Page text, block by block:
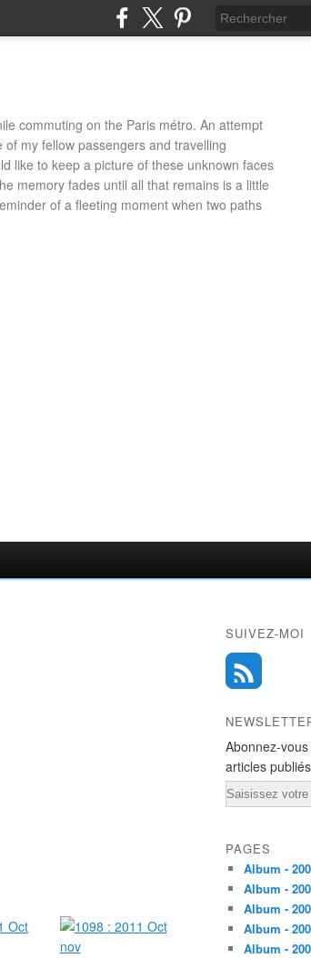
commuting on the Paris métro. An attempt
my fellow passengers and travelling
like to keep a picture of these unknown faces
memory fades until all that remains is a little
of a fleeting moment when two paths
SUIVEZ-MOI
Abonnez-
articles
Email
PAGES
Album -
Album -
Album -
Album -
Album -